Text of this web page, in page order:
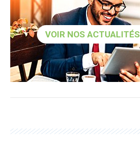
VOIR NOS ACTUALITÉS